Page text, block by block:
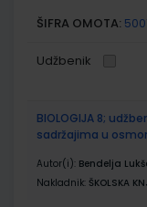
ŠIFRA OMOTA:
Udžbenik
BIOLOGIJA 8;
sadržajima u
Autor(i): Bendelja
Nakladnik: ŠKOLSKA